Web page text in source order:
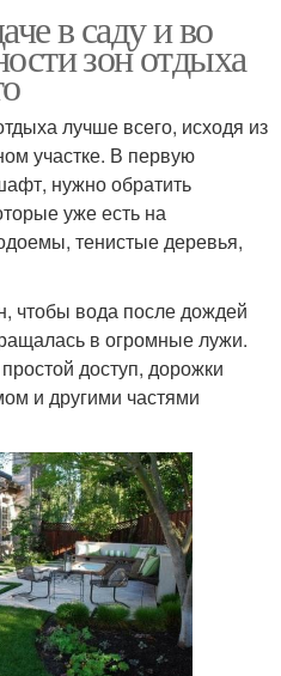
в саду и во
зон отдыха
лучше всего, исходя из
участке. В первую
нужно обратить
уже есть на
тенистые деревья,
чтобы вода после дождей
в огромные лужи.
доступ, дорожки
и другими частями